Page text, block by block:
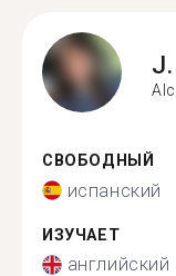
J.
СВОБОДНЫЙ
испанский
ИЗУЧАЕТ
английский